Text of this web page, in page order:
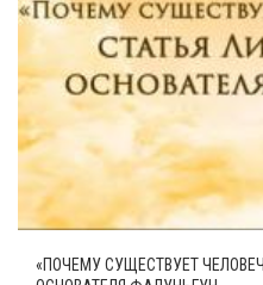
«ПОЧЕМУ СУЩЕСТВУЕТ